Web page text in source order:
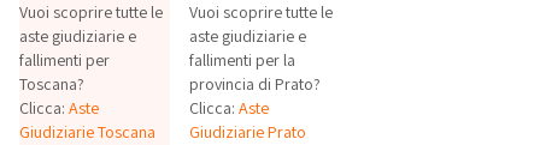
Vuoi scoprire tutte le
aste giudiziarie e
fallimenti per
Toscana?
Clicca: Aste
Giudiziarie Toscana
Vuoi scoprire tutte le
aste giudiziarie e
fallimenti per la
provincia di Prato?
Clicca:Aste
Giudiziarie Prato